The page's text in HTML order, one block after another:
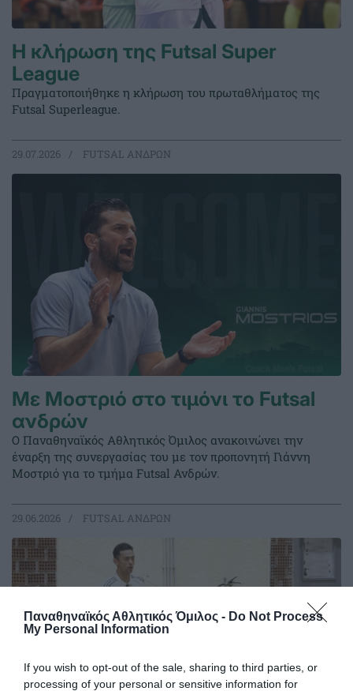
Παναθηναϊκός Αθλητικός Όμιλος - Do Not Process
My Personal Information
If you wish to opt-out of the sale, sharing to third parties, or
processing of your personal or sensitive information for
Η κλήρωση της Futsal Super
League
Πραγματοποιήθηκε η κλήρωση του πρωταθλήματος της
Futsal Superleague.
29.07.2026 FUTSAL ΑΝΔΡΩΝ
Με Μοστριό στο τιμόνι το Futsal
ανδρών
Ο Παναθηναϊκός Αθλητικός Όμιλος ανακοινώνει την
έναρξη της συνεργασίας του με τον προπονητή Γιάννη
Μοστριό για το τμήμα Futsal Ανδρών.
29.06.2026 FUTSAL ΑΝΔΡΩΝ